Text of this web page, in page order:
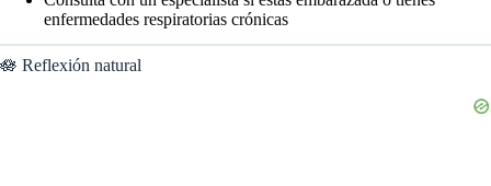
enfermedades respiratorias crónicas
🪷 Reflexión natural